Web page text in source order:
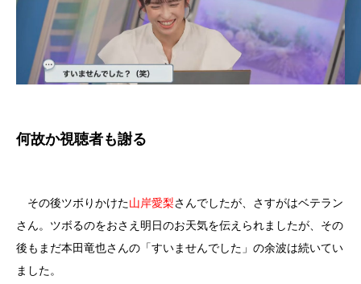
何故か視聴者も謝る
その後ツボりかけた山岸愛梨さんでしたが、さすがはベテラン
さん。ツボるのをおさえ明日のお天気を伝えられましたが、その
後もまだ本田竜也さんの「すいませんでした」の余波は続いてい
ました。